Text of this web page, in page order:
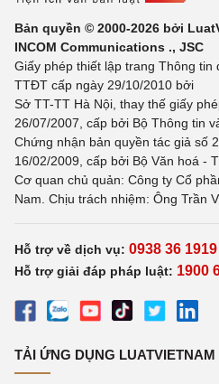
Bản quyền © 2000-2026 bởi
INCOM Communications ., JSC
Giấy phép thiết lập trang Thông
TTĐT cấp ngày 29/10/2010 bởi
Sở TT-TT Hà Nội, thay thế giấy
26/07/2007, cấp bởi Bộ Thông tin
Chứng nhận bản quyền tác giả số
16/02/2009, cấp bởi Bộ Văn hoá -
Cơ quan chủ quản: Công ty Cổ
Nam. Chịu trách nhiệm: Ông Trần
Hỗ trợ về dịch vụ: 0938 36 1919
Hỗ trợ giải đáp pháp luật: 1900
TẢI ỨNG DỤNG LUATVIETNAM